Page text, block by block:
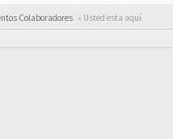
Colaboradores « Usted esta aquí